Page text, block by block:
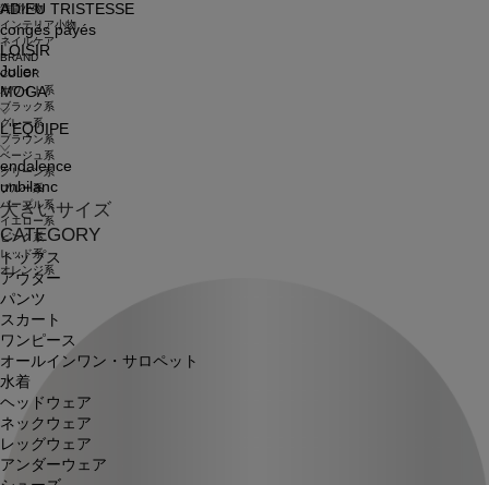
ADIEU TRISTESSE
congés payés
LOISIR
Julier
MOGA
L'EQUIPE
endalence
unbilanc
大きいサイズ
CATEGORY
トップス
アウター
パンツ
スカート
ワンピース
オールインワン・サロペット
水着
ヘッドウェア
ネックウェア
レッグウェア
アンダーウェア
雑貨小物
インテリア小物
ネイルケア
BRAND
COLOR
ホワイト系
ブラック系
グレー系
ブラウン系
ベージュ系
グリーン系
ブルー系
パープル系
イエロー系
ピンク系
レッド系
オレンジ系